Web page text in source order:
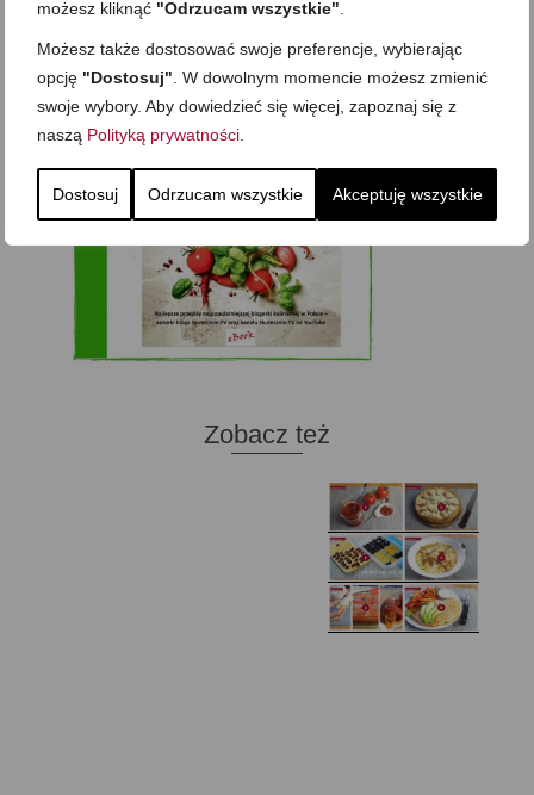
możesz kliknąć "Odrzucam wszystkie"
Możesz także dostosować swoje preferencje, wybierając
opcję "Dostosuj" . W dowolnym momencie możesz zmienić
swoje wybory. Aby dowiedzieć się więcej, zapoznaj się z
naszą Polityką prywatności
Dostosuj Odrzucam wszystkie Akceptuję wszystkie
Zobacz też
Domowy ketchup (bez
cukru)
Tarta francuska z
cebulą i pomidorem
Domowe żelki
Zupa kurkowa z
selerem i pietruszką